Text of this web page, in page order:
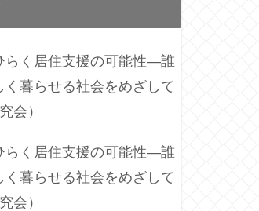
らく居住支援の可能性―誰
く暮らせる社会をめざして
会）
らく居住支援の可能性―誰
く暮らせる社会をめざして
会）